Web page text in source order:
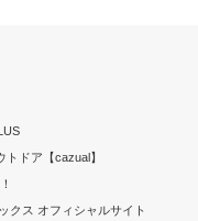
トドア【cazual】
クス オフィシャルサイト